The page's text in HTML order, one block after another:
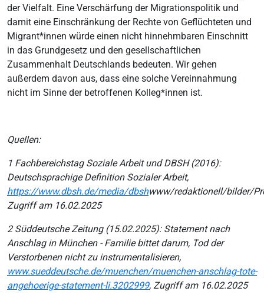
der Vielfalt. Eine Verschärfung der Migrationspolitik und
damit eine Einschränkung der Rechte von Geflüchteten und
Migrant*innen würde einen nicht hinnehmbaren Einschnitt
in das Grundgesetz und den gesellschaftlichen
Zusammenhalt Deutschlands bedeuten. Wir gehen
außerdem davon aus, dass eine solche Vereinnahmung
nicht im Sinne der betroffenen Kolleg*innen ist.
Quellen:
1 Fachbereichstag Soziale Arbeit und DBSH (2016):
Deutschsprachige Definition Sozialer Arbeit,
https://www.dbsh.de/media/dbshwww/redaktionell/bilder/
Zugriff am 16.02.2025
2 Süddeutsche Zeitung (15.02.2025): Statement nach
Anschlag in München - Familie bittet darum, Tod der
Verstorbenen nicht zu instrumentalisieren,
www.sueddeutsche.de/muenchen/muenchen-anschlag-tote-
angehoerige-statement-li.3202999, Zugriff am 16.02.2025